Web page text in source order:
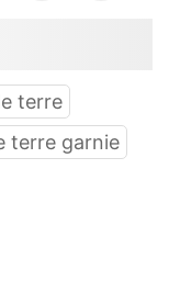
terre
terre garnie